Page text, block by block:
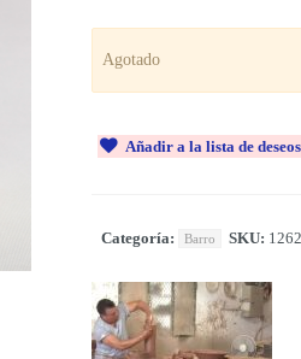
Agotado
Añadir a la lista de deseos
Categoría: Barro SKU: